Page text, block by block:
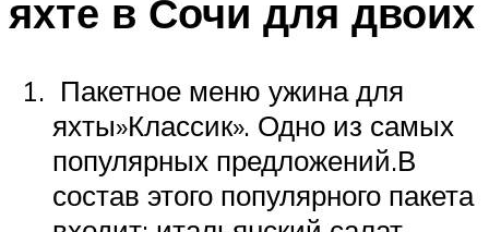
яхте в Сочи для двоих
Пакетное меню ужина для
яхты»Классик». Одно из самых
популярных предложений.В
состав этого популярного пакета